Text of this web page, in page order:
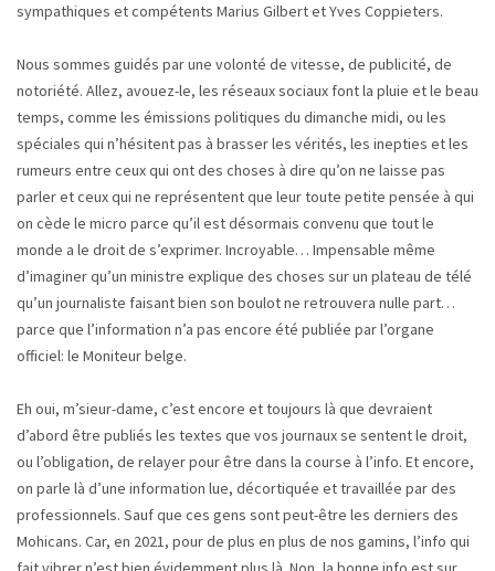
sympathiques et compétents Marius Gilbert et Yves Coppieters.
Nous sommes guidés par une volonté de vitesse, de publicité, de
notoriété. Allez, avouez-le, les réseaux sociaux font la pluie et le beau
temps, comme les émissions politiques du dimanche midi, ou les
spéciales qui n’hésitent pas à brasser les vérités, les inepties et les
rumeurs entre ceux qui ont des choses à dire qu’on ne laisse pas
parler et ceux qui ne représentent que leur toute petite pensée à qui
on cède le micro parce qu’il est désormais convenu que tout le
monde a le droit de s’exprimer. Incroyable… Impensable même
d’imaginer qu’un ministre explique des choses sur un plateau de télé
qu’un journaliste faisant bien son boulot ne retrouvera nulle part…
parce que l’information n’a pas encore été publiée par l’organe
officiel: le Moniteur belge.
Eh oui, m’sieur-dame, c’est encore et toujours là que devraient
d’abord être publiés les textes que vos journaux se sentent le droit,
ou l’obligation, de relayer pour être dans la course à l’info. Et encore,
on parle là d’une information lue, décortiquée et travaillée par des
professionnels. Sauf que ces gens sont peut-être les derniers des
Mohicans. Car, en 2021, pour de plus en plus de nos gamins, l’info qui